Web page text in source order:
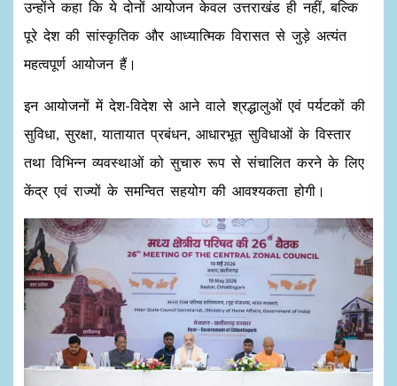
उन्होंने कहा कि ये दोनों आयोजन केवल उत्तराखंड ही नहीं, बल्कि
पूरे देश की सांस्कृतिक और आध्यात्मिक विरासत से जुड़े अत्यंत
महत्वपूर्ण आयोजन हैं।
इन आयोजनों में देश-विदेश से आने वाले श्रद्धालुओं एवं पर्यटकों की
सुविधा, सुरक्षा, यातायात प्रबंधन, आधारभूत सुविधाओं के विस्तार
तथा विभिन्न व्यवस्थाओं को सुचारु रूप से संचालित करने के लिए
केंद्र एवं राज्यों के समन्वित सहयोग की आवश्यकता होगी।